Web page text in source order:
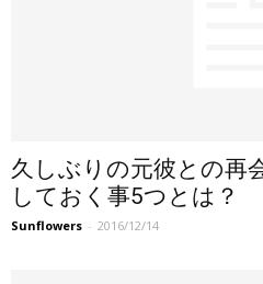
久しぶりの元彼との再
しておく事5つとは？
Sunflowers - 2016/12/14